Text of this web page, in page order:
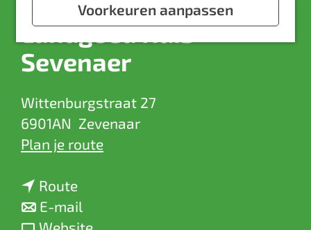
Voorkeuren aanpassen
Landgoed Huis
Sevenaer
Wittenburgstraat 27
6901AN Zevenaar
Plan je routen
Routen
a
a
E-mail
av